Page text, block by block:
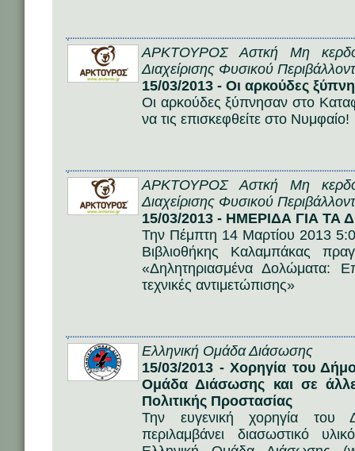
ΑΡΚΤΟΥΡΟΣ Αστκή Μη
Διαχείρισης Φυσικού
15/03/2013 - Οι αρκούδες
Οι αρκούδες ξύπνησαν στο
να τις επισκεφθείτε στο Νυμφαίο!
ΑΡΚΤΟΥΡΟΣ Αστκή Μη
Διαχείρισης Φυσικού
15/03/2013 - ΗΜΕΡΙΔΑ ΓΙΑ
Την Πέμπτη 14 Μαρτίου 2013
Βιβλιοθήκης Καλαμπάκας
«Δηλητηριασμένα Δολώματα:
τεχνικές αντιμετώπισης»
Ελληνική Ομάδα Διάσωσης
15/03/2013 - Χορηγία του
Ομάδα Διάσωσης και σε
Πολιτικής Προστασίας
Την ευγενική χορηγία του
περιλαμβάνει διασωστικό